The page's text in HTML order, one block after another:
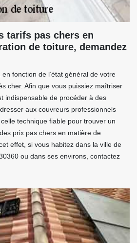
tarifs pas chers en
de toiture, demandez
fonction de l’état général de votre
cher. Afin que vous puissiez maîtriser
indispensable de procéder à des
aux couvreurs professionnels
technique fiable pour trouver un
prix pas chers en matière de
effet, si vous habitez dans la ville de
ou dans ses environs, contactez